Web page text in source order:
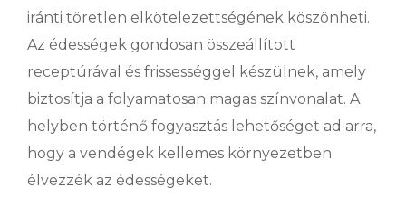
iránti töretlen elkötelezettségének köszönheti.
Az édességek gondosan összeállított
receptúrával és frissességgel készülnek, amely
biztosítja a folyamatosan magas színvonalat. A
helyben történő fogyasztás lehetőséget ad arra,
hogy a vendégek kellemes környezetben
élvezzék az édességeket.